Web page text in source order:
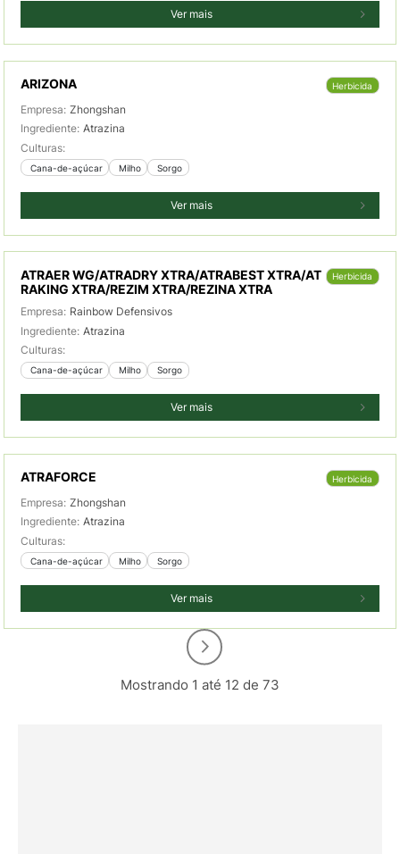
Ver mais
ARIZONA Herbicida
Empresa: Zhongshan
Ingrediente: Atrazina
Culturas:
Cana-de-açúcar Milho Sorgo
Ver mais
ATRAER WG/ATRADRY XTRA/ATRABEST XTRA/AT
RAKING XTRA/REZIM XTRA/REZINA XTRA
Herbicida
Empresa: Rainbow Defensivos
Ingrediente: Atrazina
Culturas:
Cana-de-açúcar Milho Sorgo
Ver mais
ATRAFORCE Herbicida
Empresa: Zhongshan
Ingrediente: Atrazina
Culturas:
Cana-de-açúcar Milho Sorgo
Ver mais
Mostrando 1 até 12 de 73